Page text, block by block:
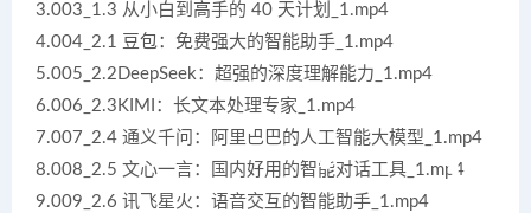
3.003_1.3 从小白到高手的 40 天计划_1.mp4
4.004_2.1 豆包：免费强大的智能助手_1.mp4
5.005_2.2DeepSeek：超强的深度理解能力_1.mp4
6.006_2.3KIMI：长文本处理专家_1.mp4
7.007_2.4 通义千问：阿里巴巴的人工智能大模型_1.mp4
8.008_2.5 文心一言：国内好用的智能对话工具_1.mp4
9.009_2.6 讯飞星火：语音交互的智能助手_1.mp4